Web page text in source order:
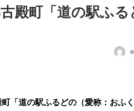
殿町「道の駅ふる
道の駅ふるどの（愛称：おふく